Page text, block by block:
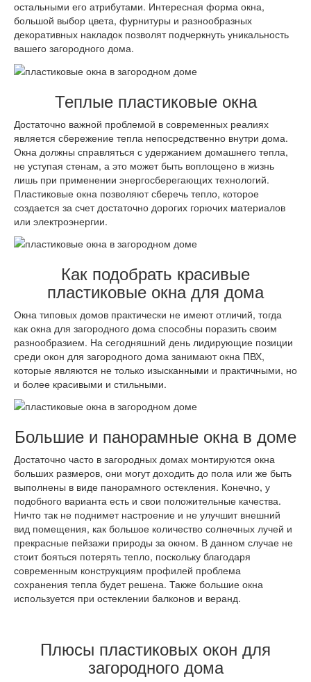
остальными его атрибутами. Интересная форма окна,
большой выбор цвета, фурнитуры и разнообразных
декоративных накладок позволят подчеркнуть уникальность
вашего загородного дома.
Теплые пластиковые окна
Достаточно важной проблемой в современных реалиях
является сбережение тепла непосредственно внутри дома.
Окна должны справляться с удержанием домашнего тепла,
не уступая стенам, а это может быть воплощено в жизнь
лишь при применении энергосберегающих технологий.
Пластиковые окна позволяют сберечь тепло, которое
создается за счет достаточно дорогих горючих материалов
или электроэнергии.
Как подобрать красивые
пластиковые окна для дома
Окна типовых домов практически не имеют отличий, тогда
как окна для загородного дома способны поразить своим
разнообразием. На сегодняшний день лидирующие позиции
среди окон для загородного дома занимают окна ПВХ,
которые являются не только изысканными и практичными, но
и более красивыми и стильными.
Большие и панорамные окна в доме
Достаточно часто в загородных домах монтируются окна
больших размеров, они могут доходить до пола или же быть
выполнены в виде панорамного остекления. Конечно, у
подобного варианта есть и свои положительные качества.
Ничто так не поднимет настроение и не улучшит внешний
вид помещения, как большое количество солнечных лучей и
прекрасные пейзажи природы за окном. В данном случае не
стоит бояться потерять тепло, поскольку благодаря
современным конструкциям профилей проблема
сохранения тепла будет решена. Также большие окна
используется при остеклении балконов и веранд.
Плюсы пластиковых окон для
загородного дома